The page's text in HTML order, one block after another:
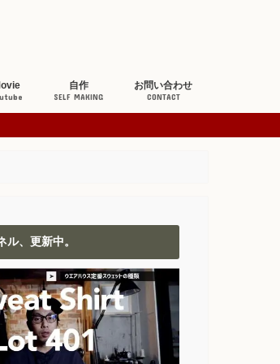
自作
SELF MAKING
お問い合わせ
CONTACT
、更新中。